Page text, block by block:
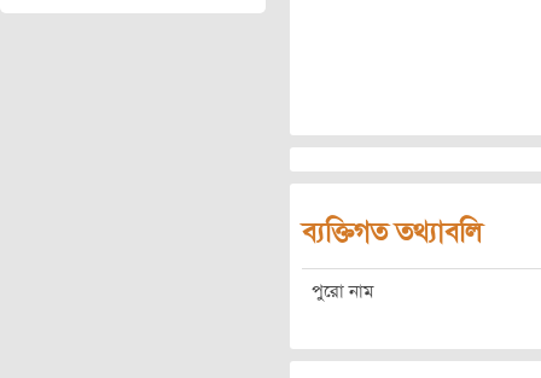
ব্যক্তিগত তথ্যাবলি
পুরো নাম